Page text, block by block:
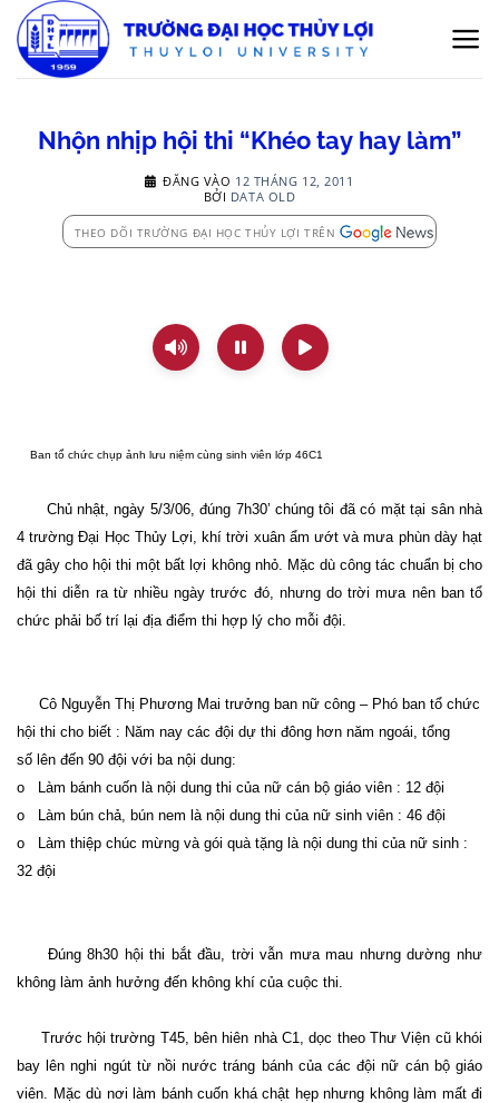
qua
nội
Nhộn nhịp hội thi “Khéo tay hay làm”
ĐĂNG VÀO 12 THÁNG 12, 2011
BỞI DATA OLD
THEO DÕI TRƯỜNG ĐẠI HỌC THỦY LỢI TRÊN
Ban tổ chức chụp ảnh lưu niệm cùng sinh viên lớp 46C1
Chủ nhật, ngày 5/3/06, đúng 7h30’ chúng tôi đã có mặt tại sân nhà
4 trường Đại Học Thủy Lợi, khí trời xuân ẩm ướt và mưa phùn dày hạt
đã gây cho hội thi một bất lợi không nhỏ. Mặc dù công tác chuẩn bị cho
hội thi diễn ra từ nhiều ngày trước đó, nhưng do trời mưa nên ban tổ
chức phải bố trí lại địa điểm thi hợp lý cho mỗi đội.
Cô Nguyễn Thị Phương Mai trưởng ban nữ công – Phó ban tổ chức
hội thi cho biết : Năm nay các đội dự thi đông hơn năm ngoái, tổng
số lên đến 90 đội với ba nội dung:
o Làm bánh cuốn là nội dung thi của nữ cán bộ giáo viên : 12 đội
o Làm bún chả, bún nem là nội dung thi của nữ sinh viên : 46 đội
o Làm thiệp chúc mừng và gói quà tặng là nội dung thi của nữ sinh :
32 đội
Đúng 8h30 hội thi bắt đầu, trời vẫn mưa mau nhưng dường như
không làm ảnh hưởng đến không khí của cuộc thi.
Trước hội trường T45, bên hiên nhà C1, dọc theo Thư Viện cũ khói
bay lên nghi ngút từ nồi nước tráng bánh của các đội nữ cán bộ giáo
viên.
Mặc dù nơi làm bánh cuốn khá chật hẹp nhưng không làm mất đi